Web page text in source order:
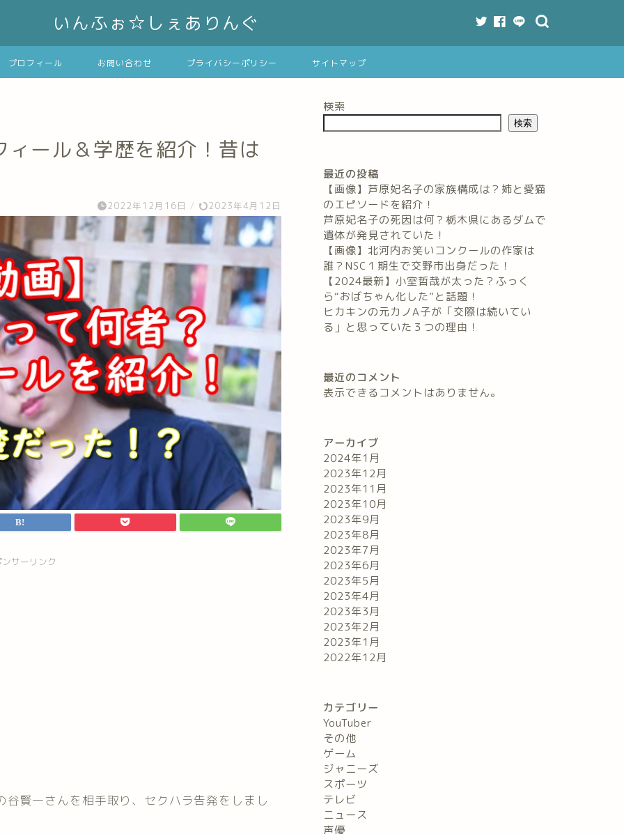
いんふぉ☆しぇありんぐ
プロフィール お問い合わせ プライバシーポリシー サイトマップ
ール＆学歴を紹介！昔は
2022年12月16日 / 2023年4月12日
サーリンク
賢一さんを相手取り、セクハラ告発をしまし
検索
検索
最近の投稿
【画像】芦原妃名子の家族構成は？姉と愛猫
のエピソードを紹介！
芦原妃名子の死因は何？栃木県にあるダムで
遺体が発見されていた！
【画像】北河内お笑いコンクールの作家は
誰？NSC１期生で交野市出身だった！
【2024最新】小室哲哉が太った？ふっく
ら“おばちゃん化した”と話題！
ヒカキンの元カノA子が「交際は続いてい
る」と思っていた３つの理由！
最近のコメント
表示できるコメントはありません。
アーカイブ
2024年1月
2023年12月
2023年11月
2023年10月
2023年9月
2023年8月
2023年7月
2023年6月
2023年5月
2023年4月
2023年3月
2023年2月
2023年1月
2022年12月
カテゴリー
YouTuber
その他
ゲーム
ジャニーズ
スポーツ
テレビ
ニュース
声優